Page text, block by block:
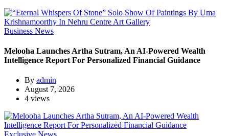
Business News
Melooha Launches Artha Sutram, An AI-Powered Wealth
Intelligence Report For Personalized Financial Guidance
By admin
August 7, 2026
4 views
Exclusive News